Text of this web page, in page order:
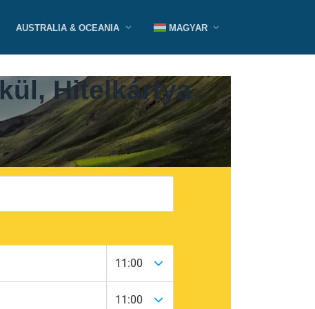
AUSTRALIA & OCEANIA MAGYAR
Hitelkártya